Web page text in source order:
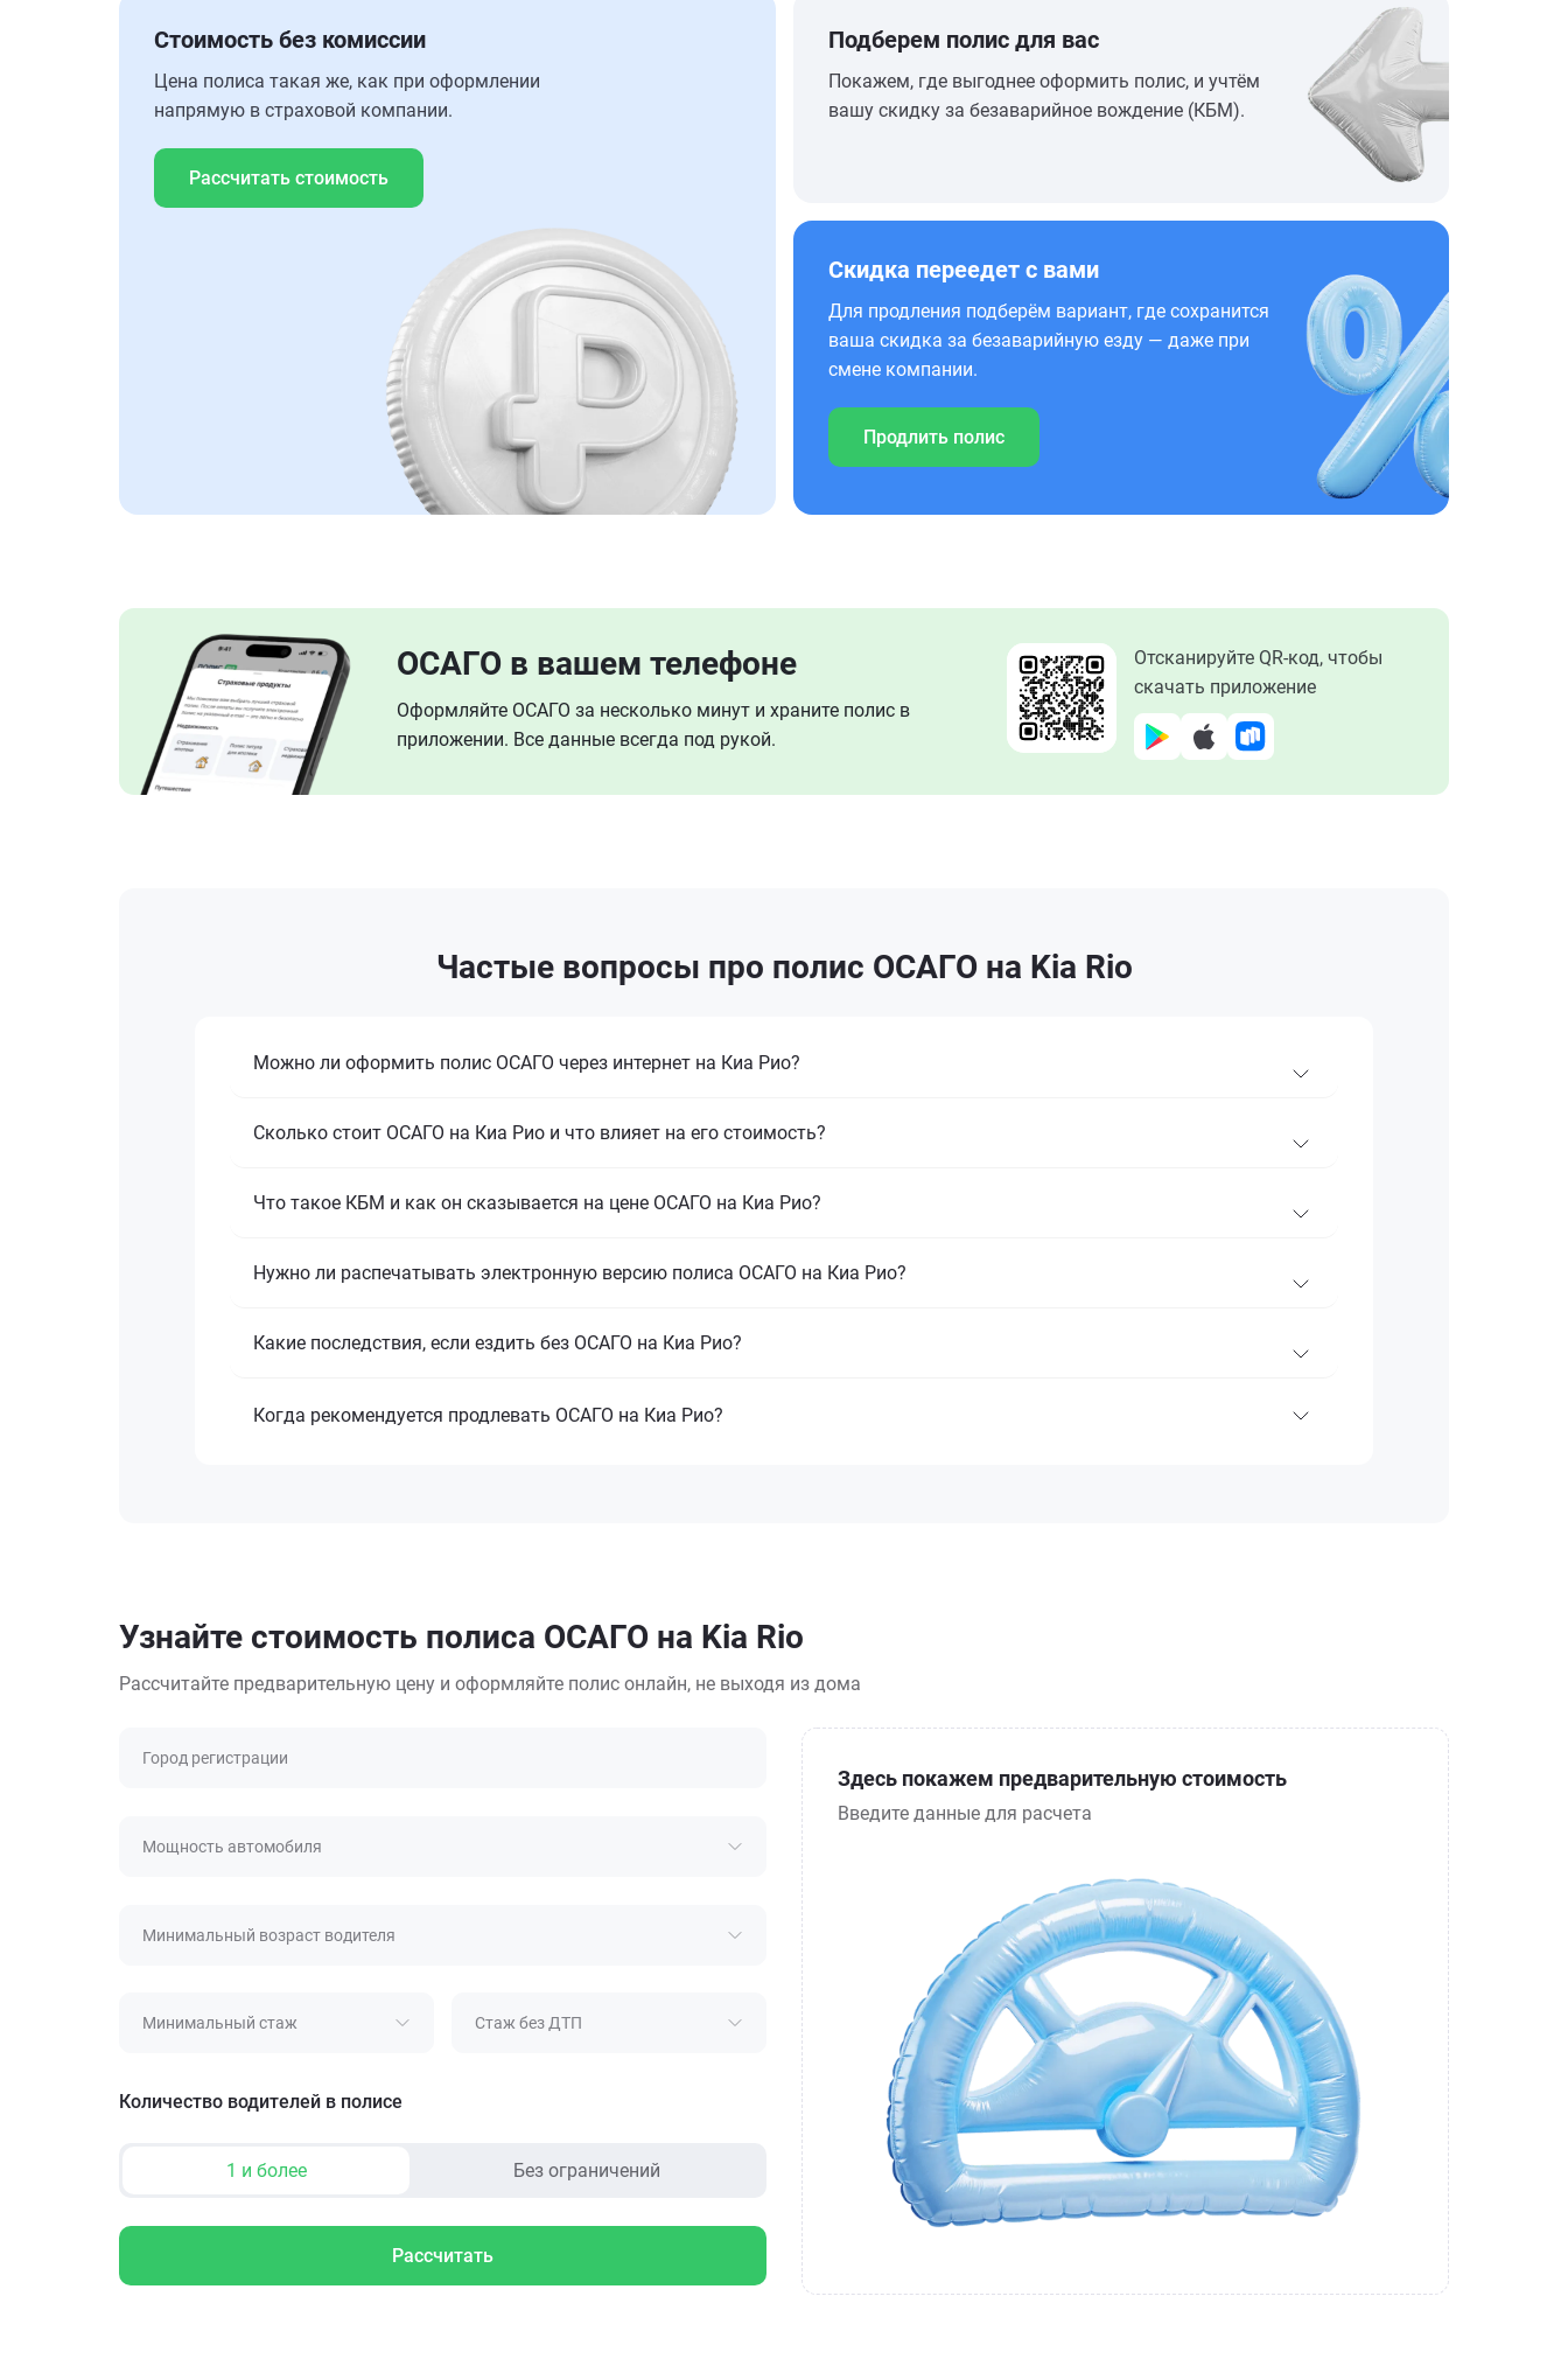
Стоимость без комиссии
Цена полиса такая же, как при оформлении
напрямую в страховой компании.
Рассчитать стоимость
Подберем полис для вас
Покажем, где выгоднее оформить полис, и учтём
вашу скидку за безаварийное вождение (КБМ).
Скидка переедет с вами
Для продления подберём вариант, где сохранится
ваша скидка за безаварийную езду — даже при
смене компании.
Продлить полис
ОСАГО в вашем телефоне
Оформляйте ОСАГО за несколько минут и храните полис в
приложении. Все данные всегда под рукой.
Отсканируйте QR-код, чтобы
скачать приложение
Частые вопросы про полис ОСАГО на Kia Rio
Можно ли оформить полис ОСАГО через интернет на Киа Рио?
Сколько стоит ОСАГО на Киа Рио и что влияет на его стоимость?
Что такое КБМ и как он сказывается на цене ОСАГО на Киа Рио?
Нужно ли распечатывать электронную версию полиса ОСАГО на Киа Рио?
Какие последствия, если ездить без ОСАГО на Киа Рио?
Когда рекомендуется продлевать ОСАГО на Киа Рио?
Узнайте стоимость полиса ОСАГО на Kia Rio
Рассчитайте предварительную цену и оформляйте полис онлайн, не выходя из дома
Город регистрации
Мощность автомобиля
Минимальный возраст водителя
Минимальный стаж Стаж без ДТП
Количество водителей в полисе
1 и более Без ограничений
Рассчитать
Здесь покажем предварительную стоимость
Введите данные для расчета